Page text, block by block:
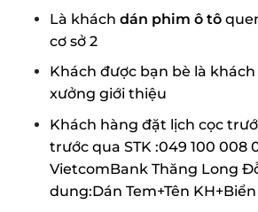
Là khách dán phim ô tô
cơ sở 2
Khách được bạn bè là
xưởng giới thiệu
Khách hàng đặt lịch cọc
trước qua STK :049 100 008
VietcomBank Thăng Long
dung:Dán Tem+Tên KH+Biển